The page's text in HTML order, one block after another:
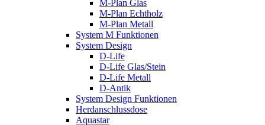
M-Plan Glas
M-Plan Echtholz
M-Plan Metall
System M Funktionen
System Design
D-Life
D-Life Glas/Stein
D-Life Metall
D-Antik
System Design Funktionen
Herdanschlussdose
Aquastar